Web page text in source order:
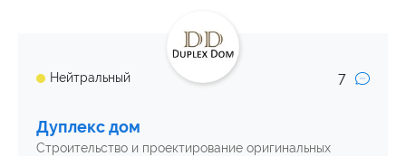
Нейтральный 7
Дуплекс дом
Строительство и проектирование оригинальных